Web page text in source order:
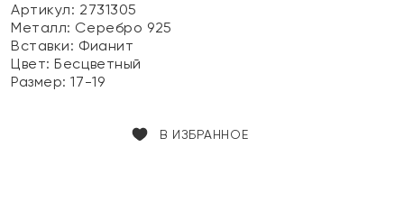
Артикул: 2731305
Металл: Серебро 925
Вставки: Фианит
Цвет:Бесцветный
Размер:17-19
В ИЗБРАННОЕ